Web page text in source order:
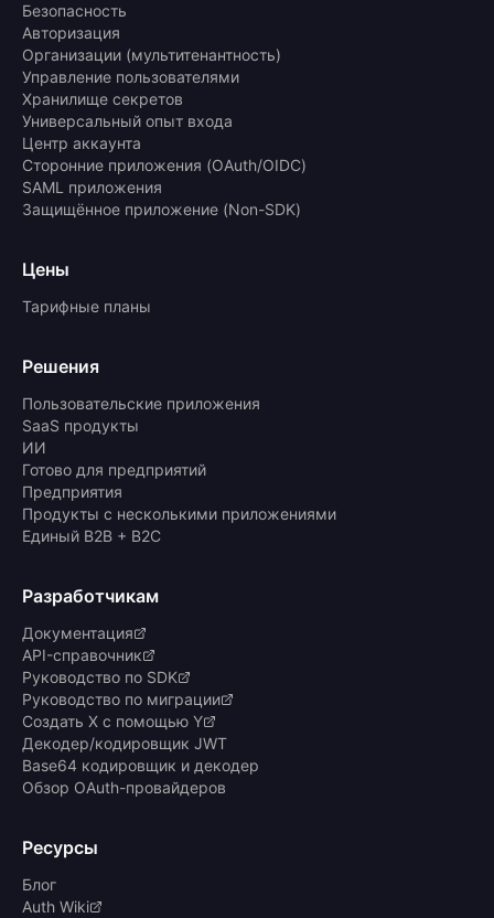
Безопасность
Авторизация
Организации (мультитенантность)
Управление пользователями
Хранилище секретов
Универсальный опыт входа
Центр аккаунта
Сторонние приложения (OAuth/OIDC)
SAML приложения
Защищённое приложение (Non-SDK)
Цены
Тарифные планы
Решения
Пользовательские приложения
SaaS продукты
ИИ
Готово для предприятий
Предприятия
Продукты с несколькими приложениями
Единый B2B + B2C
Разработчикам
Документация
API-справочник
Руководство по SDK
Руководство по миграции
Создать X с помощью Y
Декодер/кодировщик JWT
Base64 кодировщик и декодер
Обзор OAuth-провайдеров
Ресурсы
Блог
Auth Wiki